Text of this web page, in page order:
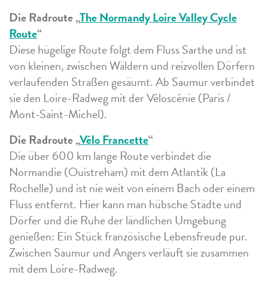
Die Radroute „The Normandy Loire Valley Cycle
Route“
Diese hügelige Route folgt dem Fluss Sarthe und ist
von kleinen, zwischen Wäldern und reizvollen Dörfern
verlaufenden Straßen gesäumt. Ab Saumur verbindet
sie den Loire-Radweg mit der Véloscénie (Paris /
Mont-Saint-Michel).
Die Radroute „Vélo Francette“
Die über 600 km lange Route verbindet die
Normandie (Ouistreham) mit dem Atlantik (La
Rochelle) und ist nie weit von einem Bach oder einem
Fluss entfernt. Hier kann man hübsche Städte und
Dörfer und die Ruhe der ländlichen Umgebung
genießen: Ein Stück französische Lebensfreude pur.
Zwischen Saumur und Angers verläuft sie zusammen
mit dem Loire-Radweg.